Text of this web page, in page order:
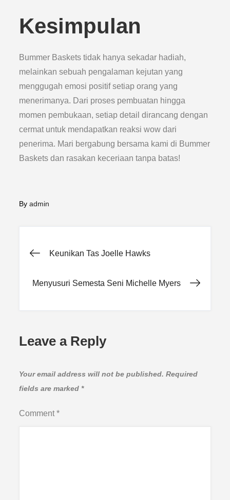
Kesimpulan
Bummer Baskets tidak hanya sekadar hadiah,
melainkan sebuah pengalaman kejutan yang
menggugah emosi positif setiap orang yang
menerimanya. Dari proses pembuatan hingga
momen pembukaan, setiap detail dirancang dengan
cermat untuk mendapatkan reaksi wow dari
penerima. Mari bergabung bersama kami di Bummer
Baskets dan rasakan keceriaan tanpa batas!
Byadmin
Post
navigation
Keunikan Tas Joelle Hawks
Menyusuri Semesta Seni Michelle Myers
Leave a Reply
Your email address will not be published. Required
fields are marked *
Comment*